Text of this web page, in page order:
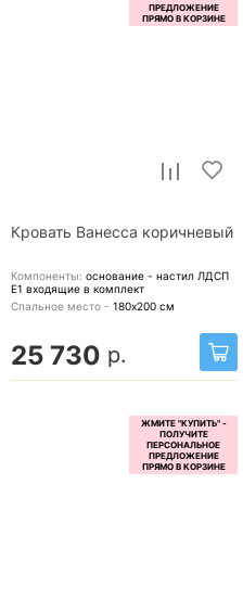
Кровать Ванесса коричневый
Компоненты: основание - настил ЛДСП
Е1 входящие в комплект
Спальное место - 180х200 см
25 730 р.